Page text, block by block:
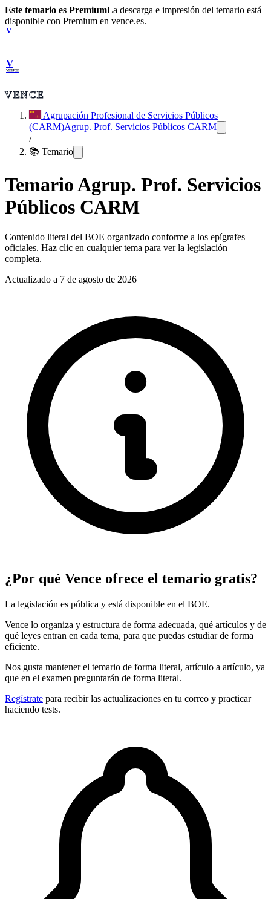
Este temario es PremiumLa descarga e impresión del temario está
disponible con Premium en vence.es.
V
V
VENCE
VENCE
Agrupación Profesional de Servicios Públicos
(CARM)Agrup. Prof. Servicios Públicos CARM
/
📚 Temario
TemarioAgrup. Prof. Servicios
Públicos CARM
Contenido literal del BOE organizado conforme a los epígrafes
oficiales. Haz clic en cualquier tema para ver la legislación
completa.
Actualizado a 7 de agosto de 2026
¿Por qué Vence ofrece el temario gratis?
La legislación es pública y está disponible en el BOE.
Vence lo organiza y estructura de forma adecuada, qué artículos y de
qué leyes entran en cada tema, para que puedas estudiar de forma
eficiente.
Nos gusta mantener el temario de forma literal, artículo a artículo, ya
que en el examen preguntarán de forma literal.
Regístrate para recibir las actualizaciones en tu correo y practicar
haciendo tests.